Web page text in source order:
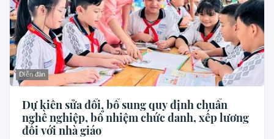
Diễn đàn
Dự kiến sửa đổi, bổ sung quy định chuẩn
nghề nghiệp, bổ nhiệm chức danh, xếp lương
đối với nhà giáo